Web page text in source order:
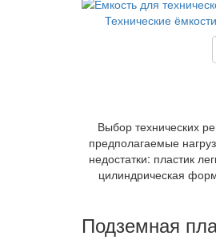
Технические
Выбор технических
предполагаемые
недостатки: пластик
цилиндрическая
Подземная